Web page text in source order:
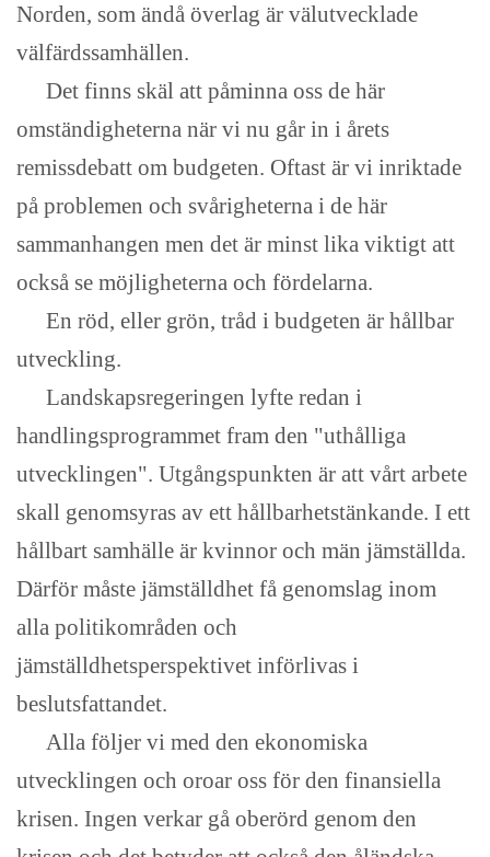
Norden, som ändå överlag är välutvecklade
välfärdssamhällen.
Det finns skäl att påminna oss de här
omständigheterna när vi nu går in i årets
remissdebatt om budgeten. Oftast är vi inriktade
på problemen och svårigheterna i de här
sammanhangen men det är minst lika viktigt att
också se möjligheterna och fördelarna.
En röd, eller grön, tråd i budgeten är hållbar
utveckling.
Landskapsregeringen lyfte redan i
handlingsprogrammet fram den "uthålliga
utvecklingen". Utgångspunkten är att vårt arbete
skall genomsyras av ett hållbarhetstänkande. I ett
hållbart samhälle är kvinnor och män jämställda.
Därför måste jämställdhet få genomslag inom
alla politikområden och
jämställdhetsperspektivet införlivas i
beslutsfattandet.
Alla följer vi med den ekonomiska
utvecklingen och oroar oss för den finansiella
krisen. Ingen verkar gå oberörd genom den